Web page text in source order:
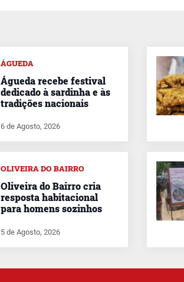
ÁGUEDA
Águeda recebe festival
dedicado à sardinha e às
tradições nacionais
6 de Agosto, 2026
OLIVEIRA DO BAIRRO
Oliveira do Bairro cria
resposta habitacional
para homens sozinhos
5 de Agosto, 2026